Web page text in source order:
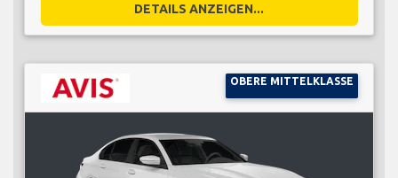
DETAILS ANZEIGEN...
OBERE MITTELKLASSE